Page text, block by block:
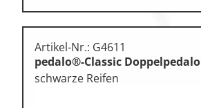
Artikel-Nr.: G4611
pedalo®-Classic Doppelpedalo
schwarze Reifen